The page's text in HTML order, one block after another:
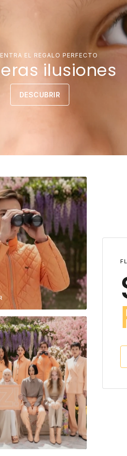
EL REGALO PERFECTO
ilusiones
DESCUBRIR